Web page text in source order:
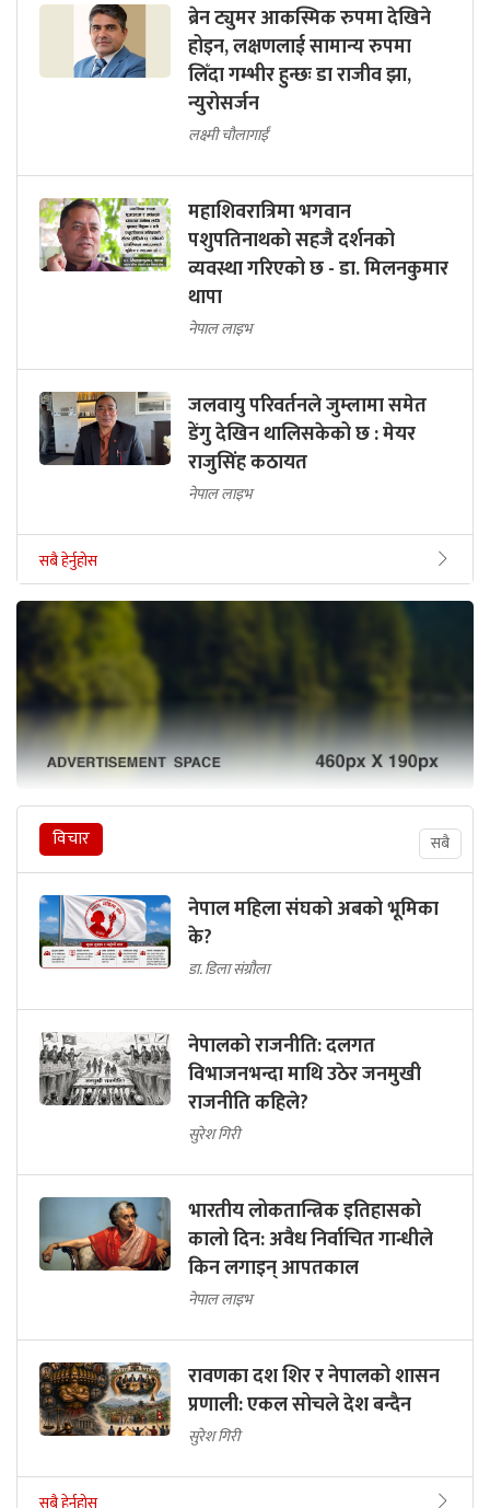
ब्रेन ट्युमर आकस्मिक रुपमा देखिने
होइन, लक्षणलाई सामान्य रुपमा
लिँदा गम्भीर हुन्छः डा राजीव झा,
न्युरोसर्जन
लक्ष्मी चौलागाईं
महाशिवरात्रिमा भगवान
पशुपतिनाथको सहजै दर्शनको
व्यवस्था गरिएको छ - डा. मिलनकुमार
थापा
नेपाल लाइभ
जलवायु परिवर्तनले जुम्लामा समेत
डेंगु देखिन थालिसकेको छ : मेयर
राजुसिंह कठायत
नेपाल लाइभ
सबै हेर्नुहोस
विचार सबै
नेपाल महिला संघको अबको भूमिका
के?
डा. डिला संग्रौला
नेपालको राजनीति: दलगत
विभाजनभन्दा माथि उठेर जनमुखी
राजनीति कहिले?
सुरेश गिरी
भारतीय लोकतान्त्रिक इतिहासको
कालो दिन: अवैध निर्वाचित गान्धीले
किन लगाइन् आपतकाल
नेपाल लाइभ
रावणका दश शिर र नेपालको शासन
प्रणाली: एकल सोचले देश बन्दैन
सुरेश गिरी